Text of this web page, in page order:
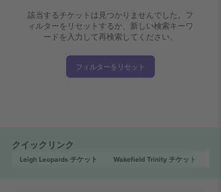
該当するチケットは見つかりませんでした。フ
ィルターをリセットするか、新しい検索キーワ
ードを入力して再検索してください。
フィルターをリセット
クイックリンク
Leigh Leopards チケット Wakefield Trinity チケット